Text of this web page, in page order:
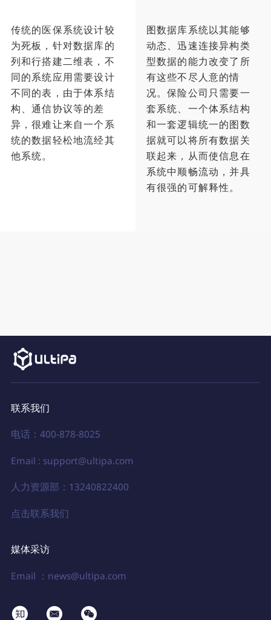
传统的医保系统设计较
为死板，针对数据库的
列和行搭建二维表，不
同的系统应用需要设计
不同的表，由于体系结
构、通信协议等的差
异，很难让来自一个系
统的数据轻松地流经其
他系统。
图数据库系统以其能够
动态、迅速连接异构类
型数据的能力改变了所
有这些不尽人意的情
况。保险公司只需要一
套系统、一个体系结构
和一套逻辑统一的图数
据就可以将所有数据关
联起来，从而使信息在
系统中顺畅流动，并具
有很强的可解释性。
联系我们
电话：400-878-8025
Email : support@ultipa.com
人力资源部：13240822400
点击联系我们
媒体采访
Email ：news@ultipa.com